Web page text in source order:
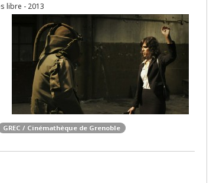
libre - 2013
GREC / Cinémathèque de Grenoble